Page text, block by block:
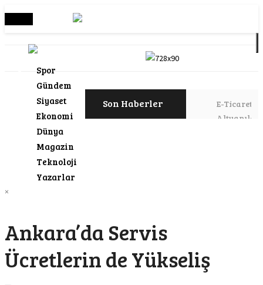
Spor
Gündem
Siyaset
Ekonomi
Dünya
Magazin
Teknoloji
Yazarlar
Son Haberler
E-Ticaret
×
Ankara’da Servis
Ücretlerin de Yükseliş